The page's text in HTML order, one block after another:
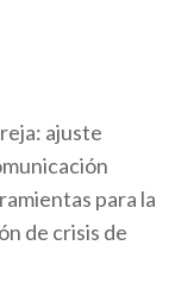
ajuste
para la
de crisis de